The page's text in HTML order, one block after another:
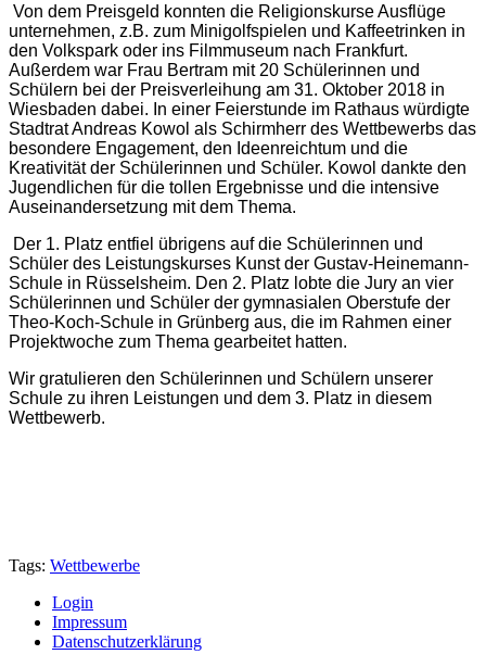
Von dem Preisgeld konnten die Religionskurse Ausflüge
unternehmen, z.B. zum Minigolfspielen und Kaffeetrinken in
den Volkspark oder ins Filmmuseum nach Frankfurt.
Außerdem war Frau Bertram mit 20 Schülerinnen und
Schülern bei der Preisverleihung am 31. Oktober 2018 in
Wiesbaden dabei. In einer Feierstunde im Rathaus würdigte
Stadtrat Andreas Kowol als Schirmherr des Wettbewerbs das
besondere Engagement, den Ideenreichtum und die
Kreativität der Schülerinnen und Schüler. Kowol dankte den
Jugendlichen für die tollen Ergebnisse und die intensive
Auseinandersetzung mit dem Thema.
Der 1. Platz entfiel übrigens auf die Schülerinnen und
Schüler des Leistungskurses Kunst der Gustav-Heinemann-
Schule in Rüsselsheim. Den 2. Platz lobte die Jury an vier
Schülerinnen und Schüler der gymnasialen Oberstufe der
Theo-Koch-Schule in Grünberg aus, die im Rahmen einer
Projektwoche zum Thema gearbeitet hatten.
Wir gratulieren den Schülerinnen und Schülern unserer
Schule zu ihren Leistungen und dem 3. Platz in diesem
Wettbewerb.
Tags: Wettbewerbe
Login
Impressum
Datenschutzerklärung